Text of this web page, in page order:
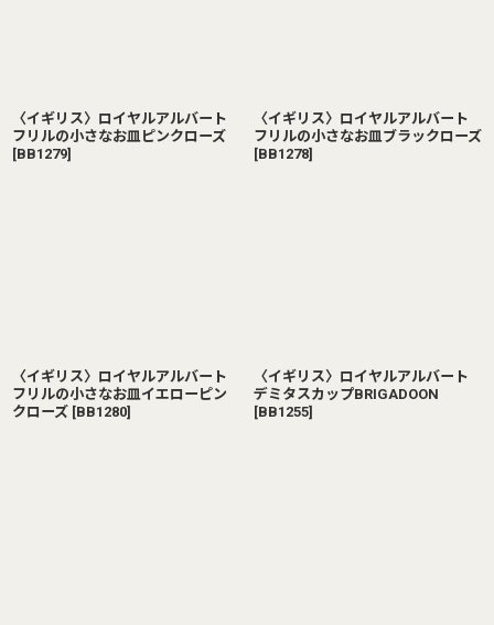
〈イギリス〉ロイヤルアルバート
フリルの小さなお皿ピンクローズ
[BB1279]
〈イギリス〉ロイヤルアルバート
フリルの小さなお皿ブラックローズ
[BB1278]
〈イギリス〉ロイヤルアルバート
フリルの小さなお皿イエローピン
クローズ [BB1280]
〈イギリス〉ロイヤルアルバート
デミタスカップBRIGADOON
[BB1255]